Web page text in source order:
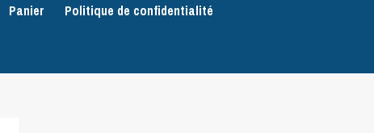
Panier Politique de confidentialité